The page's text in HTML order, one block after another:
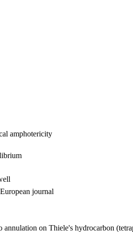
amphotericity
journal
annulation on Thiele's hydrocarbon